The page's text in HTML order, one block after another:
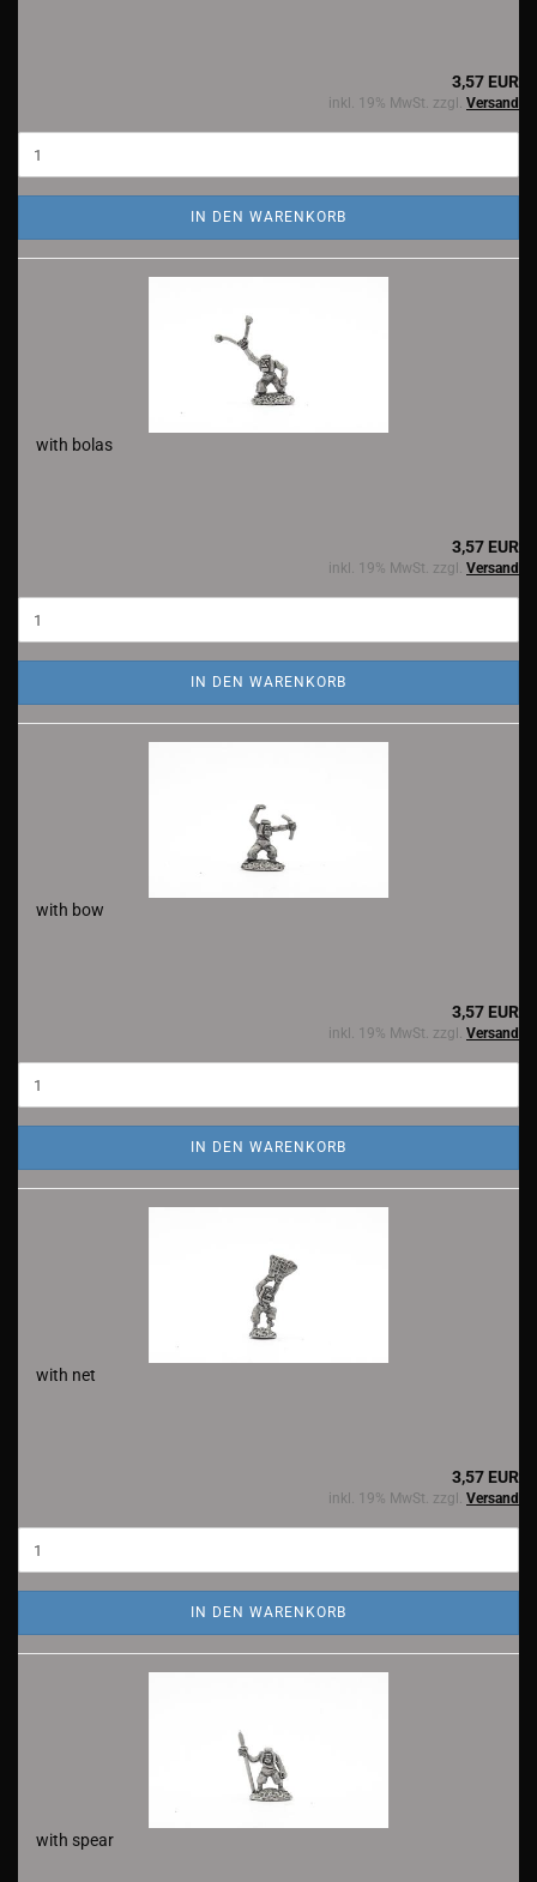
3,57 EUR
inkl. 19% MwSt. zzgl. Versand
IN DEN WARENKORB
with bolas
3,57 EUR
inkl. 19% MwSt. zzgl. Versand
IN DEN WARENKORB
with bow
3,57 EUR
inkl. 19% MwSt. zzgl. Versand
IN DEN WARENKORB
with net
3,57 EUR
inkl. 19% MwSt. zzgl. Versand
IN DEN WARENKORB
with spear